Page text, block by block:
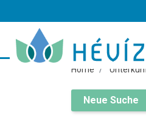
Home
Neue Suche